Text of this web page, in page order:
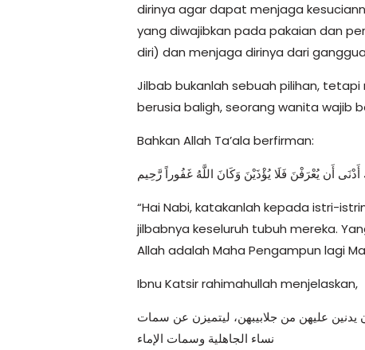
dirinya agar dapat menjaga
yang diwajibkan pada pakaian dan
diri) dan menjaga dirinya dari
Jilbab bukanlah sebuah pilihan,
berusia baligh, seorang wanita wajib
Bahkan Allah Ta’ala berfirman:
أَن يُعْرَفْنَ فَلَا يُؤْذَيْنَ وَكَانَ اللَّهُ غَفُوراً رَّحِيم
“Hai Nabi, katakanlah kepada istri-
jilbabnya keseluruh tubuh mereka.
Allah adalah Maha Pengampun lagi
Ibnu Katsir rahimahullah menjelaskan,
يدنين عليهن من جلابيبهن، ليتميزن عن سمات
نساء الجاهلية وسمات الإماء